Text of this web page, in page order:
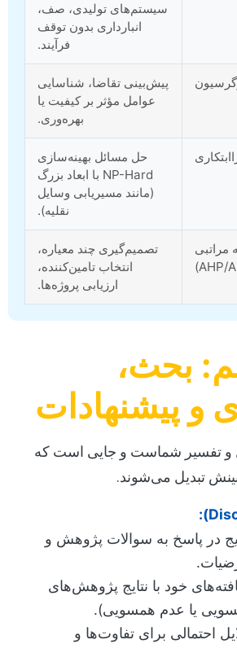
سیستم‌های تولیدی، صف،
انبارداری بدون توقف
فرآیند.
پیش‌بینی تقاضا، شناسایی
عوامل مؤثر بر کیفیت یا
بهره‌وری.
حل مسائل بهینه‌سازی
NP-Hard با ابعاد بزرگ
(مانند مسیریابی وسایل
نقلیه).
مراتبی
تصمیم‌گیری چند معیاره،
انتخاب تامین‌کننده،
ارزیابی پروژه‌ها.
بحث،
و پیشنهادات
و تفسیر شماست و جایی است که
تبدیل می‌شوند.
در پاسخ به سوالات پژوهش و
خود با نتایج پژوهش‌های
یا عدم همسویی).
احتمالی برای تفاوت‌ها و